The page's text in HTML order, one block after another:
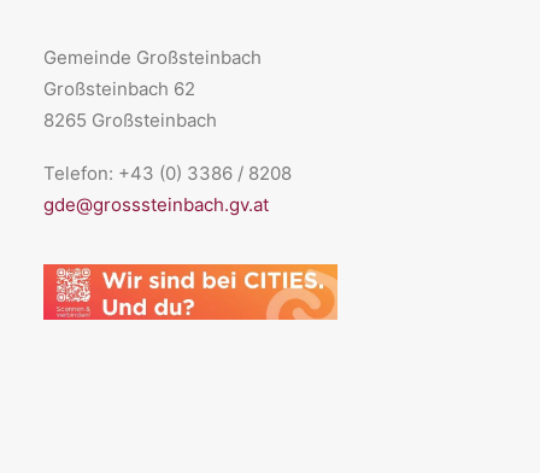
Gemeinde Großsteinbach
Großsteinbach 62
8265 Großsteinbach
Telefon: +43 (0) 3386 / 8208
gde@grosssteinbach.gv.at